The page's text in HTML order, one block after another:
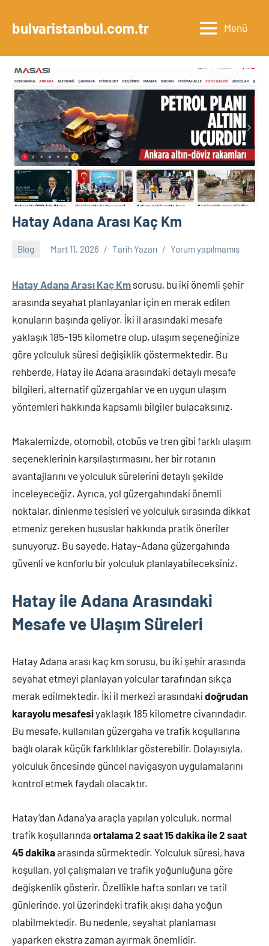
geçbulvaristanbul.com.tr Menü
Hatay Adana Arası Kaç Km
Blog Mart 11, 2026 Tarih Yazarı Yorum yapılmamış
Hatay Adana Arası Kaç Km sorusu, bu iki önemli şehir
arasında seyahat planlayanlar için en merak edilen
konuların başında geliyor. İki il arasındaki mesafe
yaklaşık 185-195 kilometre olup, ulaşım seçeneğinize
göre yolculuk süresi değişiklik göstermektedir. Bu
rehberde, Hatay ile Adana arasındaki detaylı mesafe
bilgileri, alternatif güzergahlar ve en uygun ulaşım
yöntemleri hakkında kapsamlı bilgiler bulacaksınız.
Makalemizde, otomobil, otobüs ve tren gibi farklı ulaşım
seçeneklerinin karşılaştırmasını, her bir rotanın
avantajlarını ve yolculuk sürelerini detaylı şekilde
inceleyeceğiz. Ayrıca, yol güzergahındaki önemli
noktalar, dinlenme tesisleri ve yolculuk sırasında dikkat
etmeniz gereken hususlar hakkında pratik öneriler
sunuyoruz. Bu sayede, Hatay-Adana güzergahında
güvenli ve konforlu bir yolculuk planlayabileceksiniz.
Hatay ile Adana Arasındaki
Mesafe ve Ulaşım Süreleri
Hatay Adana arası kaç km sorusu, bu iki şehir arasında
seyahat etmeyi planlayan yolcular tarafından sıkça
merak edilmektedir. İki il merkezi arasındaki doğrudan
karayolu mesafesiyaklaşık 185 kilometre civarındadır.
Bu mesafe, kullanılan güzergaha ve trafik koşullarına
bağlı olarak küçük farklılıklar gösterebilir. Dolayısıyla,
yolculuk öncesinde güncel navigasyon uygulamalarını
kontrol etmek faydalı olacaktır.
Hatay’dan Adana’ya araçla yapılan yolculuk, normal
trafik koşullarında ortalama 2 saat 15 dakika ile 2 saat
45 dakikaarasında sürmektedir. Yolculuk süresi, hava
koşulları, yol çalışmaları ve trafik yoğunluğuna göre
değişkenlik gösterir. Özellikle hafta sonları ve tatil
günlerinde, yol üzerindeki trafik akışı daha yoğun
olabilmektedir. Bu nedenle, seyahat planlaması
yaparken ekstra zaman ayırmak önemlidir.